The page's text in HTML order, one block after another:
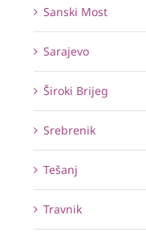
Sanski Most
Sarajevo
Široki Brijeg
Srebrenik
Tešanj
Travnik